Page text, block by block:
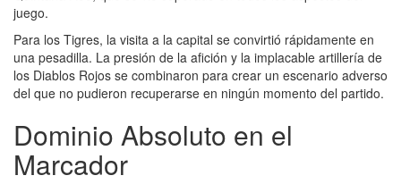
juego.
Para los Tigres, la visita a la capital se convirtió rápidamente en
una pesadilla. La presión de la afición y la implacable artillería de
los Diablos Rojos se combinaron para crear un escenario adverso
del que no pudieron recuperarse en ningún momento del partido.
Dominio Absoluto en el
Marcador